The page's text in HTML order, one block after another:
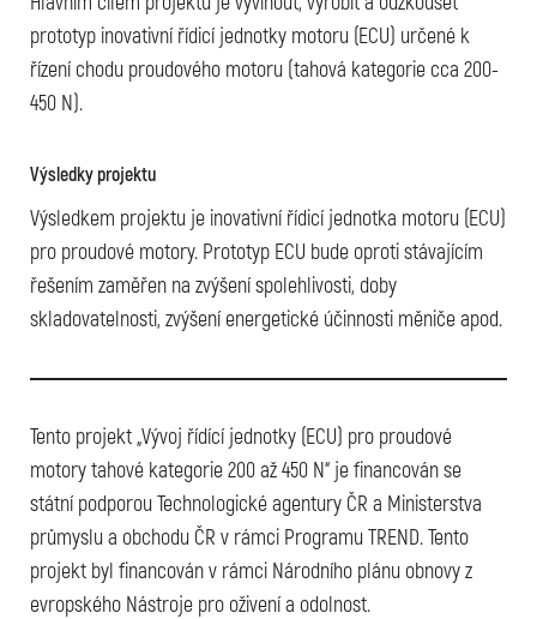
prototyp inovativní řídicí jednotky motoru (ECU) určené k
řízení chodu proudového motoru (tahová kategorie cca 200-
450 N).
Výsledky projektu
Výsledkem projektu je inovativní řídicí jednotka motoru (ECU)
pro proudové motory. Prototyp ECU bude oproti stávajícím
řešením zaměřen na zvýšení spolehlivosti, doby
skladovatelnosti, zvýšení energetické účinnosti měniče apod.
Tento projekt „Vývoj řídící jednotky (ECU) pro proudové
motory tahové kategorie 200 až 450 N“ je financován se
státní podporou Technologické agentury ČR a Ministerstva
průmyslu a obchodu ČR v rámci Programu TREND. Tento
projekt byl financován v rámci Národního plánu obnovy z
evropského Nástroje pro oživení a odolnost.